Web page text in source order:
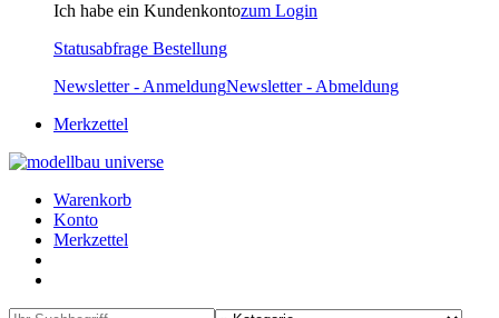
Ich habe ein Kundenkontozum Login
Statusabfrage Bestellung
Newsletter - AnmeldungNewsletter - Abmeldung
Merkzettel
Warenkorb
Konto
Merkzettel